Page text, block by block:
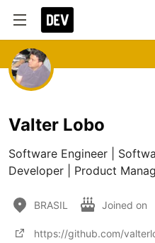
Valter Lobo
Software Engineer |
Developer | Product
BRASIL Joined on
https://github.com/